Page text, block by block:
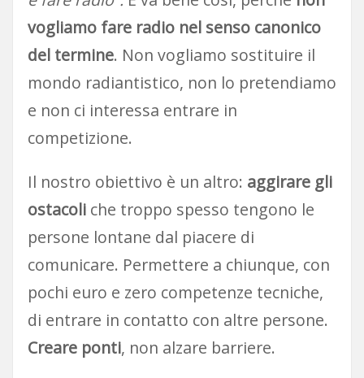
vogliamo fare radio nel senso canonico
del termine. Non vogliamo sostituire il
mondo radiantistico, non lo pretendiamo
e non ci interessa entrare in
competizione.
Il nostro obiettivo è un altro: aggirare gli
ostacoliche troppo spesso tengono le
persone lontane dal piacere di
comunicare. Permettere a chiunque, con
pochi euro e zero competenze tecniche,
di entrare in contatto con altre persone.
Creare ponti, non alzare barriere.